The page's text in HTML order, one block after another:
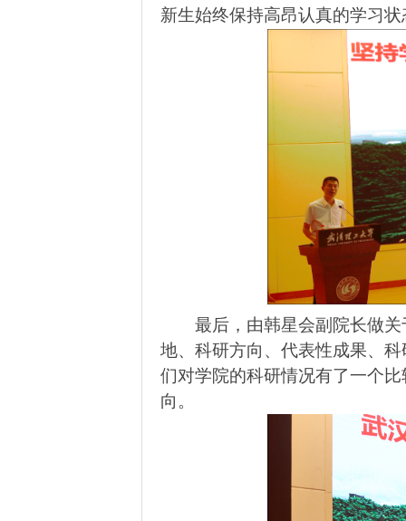
新生始终保持高昂认真的学习
最后，由韩星会副院长做
地、科研方向、代表性成果、
们对学院的科研情况有了一个
向。